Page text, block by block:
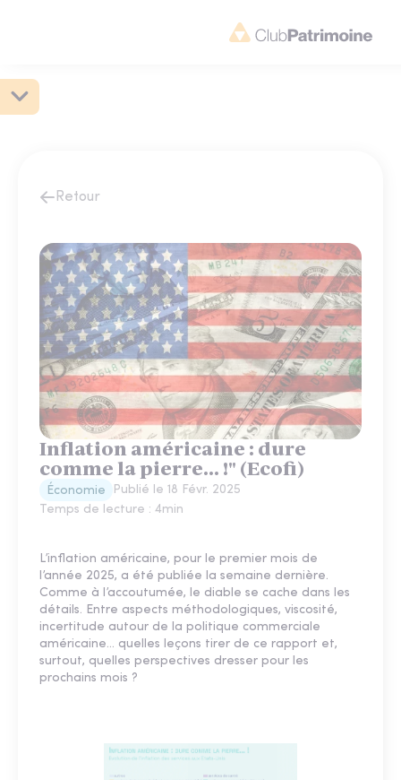
Retour
Inflation américaine : dure
comme la pierre... !" (Ecofi)
Économie Publié le 18 Févr. 2025
Temps de lecture : 4min
L’inflation américaine, pour le premier mois de
l’année 2025, a été publiée la semaine dernière.
Comme à l’accoutumée, le diable se cache dans les
détails. Entre aspects méthodologiques, viscosité,
incertitude autour de la politique commerciale
américaine… quelles leçons tirer de ce rapport et,
surtout, quelles perspectives dresser pour les
prochains mois ?